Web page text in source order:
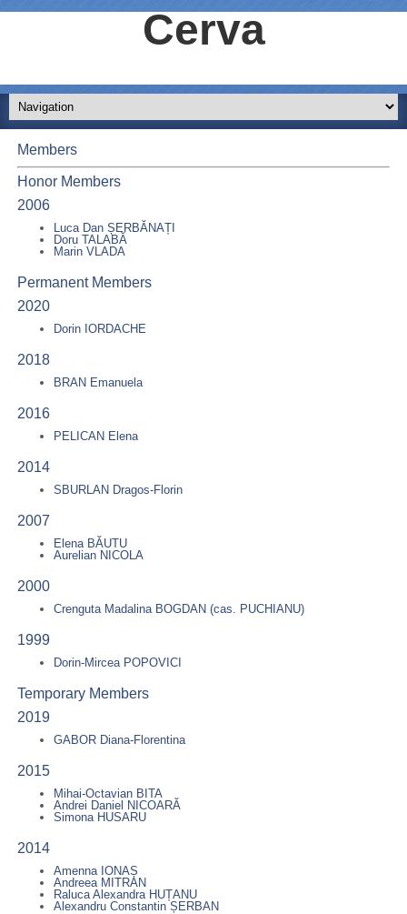
Cerva
Members
Honor Members
2006
Luca Dan ȘERBĂNAȚI
Doru TALABĂ
Marin VLADA
Permanent Members
2020
Dorin IORDACHE
2018
BRAN Emanuela
2016
PELICAN Elena
2014
SBURLAN Dragos-Florin
2007
Elena BĂUTU
Aurelian NICOLA
2000
Crenguta Madalina BOGDAN (cas. PUCHIANU)
1999
Dorin-Mircea POPOVICI
Temporary Members
2019
GABOR Diana-Florentina
2015
Mihai-Octavian BITA
Andrei Daniel NICOARĂ
Simona HUSARU
2014
Amenna IONAȘ
Andreea MITRAN
Raluca Alexandra HUȚANU
Alexandru Constantin ȘERBAN